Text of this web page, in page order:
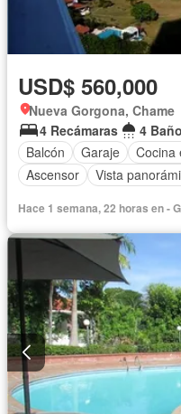
USD$ 560,000
Nueva Gorgona, Chame
4 Recámaras
4
Balcón
Garaje Cocina
Ascensor
Vista
Hace 1 semana, 22 horas en -